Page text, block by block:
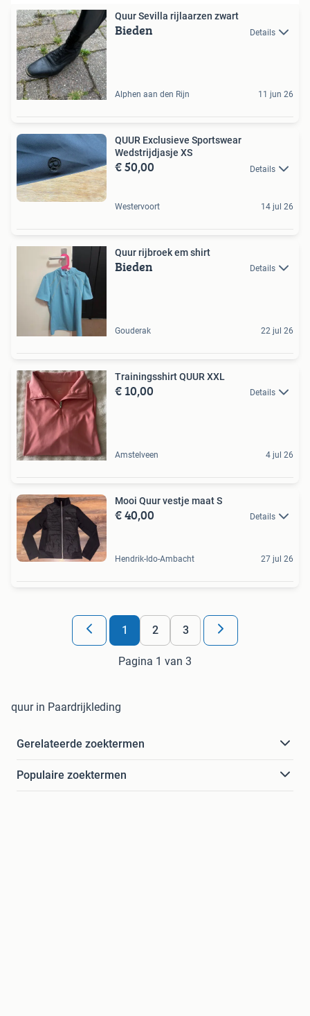
Quur Sevilla rijlaarzen zwart
Bieden Details
Alphen aan den Rijn 11 jun 26
QUUR Exclusieve Sportswear
Wedstrijdjasje XS
€ 50,00 Details
Westervoort 14 jul 26
Quur rijbroek em shirt
Bieden Details
Gouderak 22 jul 26
Trainingsshirt QUUR XXL
€ 10,00 Details
Amstelveen 4 jul 26
Mooi Quur vestje maat S
€ 40,00 Details
Hendrik-Ido-Ambacht 27 jul 26
1 2 3
Pagina 1 van 3
quur in Paardrijkleding
Gerelateerde zoektermen
Populaire zoektermen